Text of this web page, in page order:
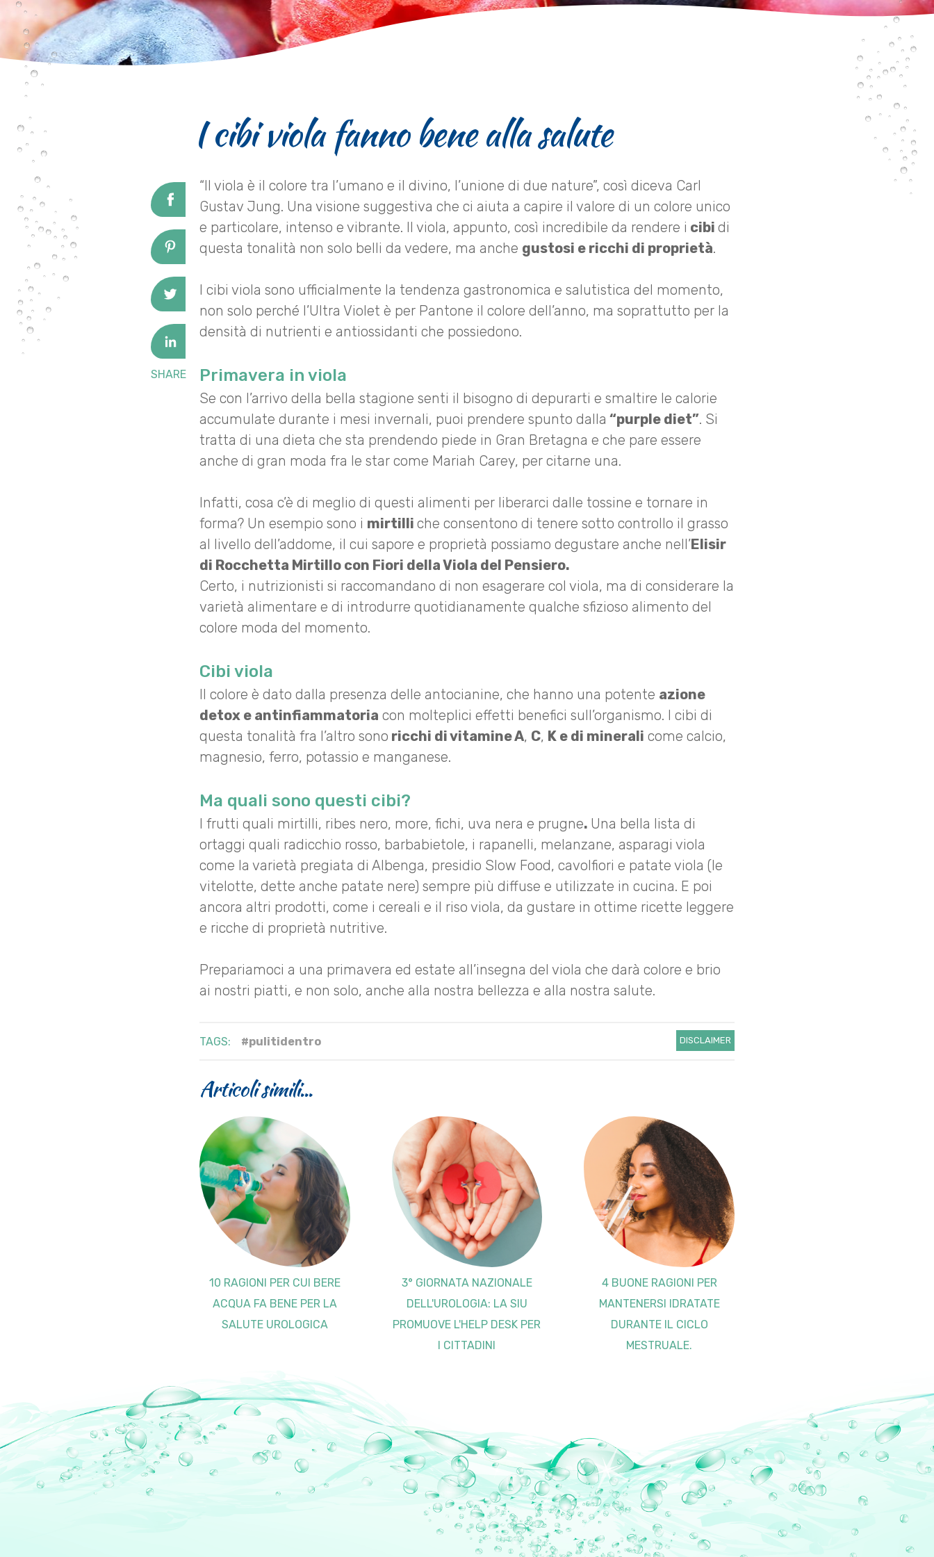
I cibi viola fanno bene alla salute
SHARE
“Il viola è il colore tra l’umano e il divino, l’unione di due nature”, così diceva Carl
Gustav Jung. Una visione suggestiva che ci aiuta a capire il valore di un colore unico
e particolare, intenso e vibrante. Il viola, appunto, così incredibile da rendere i cibi di
questa tonalità non solo belli da vedere, ma anche gustosi e ricchi di proprietà.
I cibi viola sono ufficialmente la tendenza gastronomica e salutistica del momento,
non solo perché l’Ultra Violet è per Pantone il colore dell’anno, ma soprattutto per la
densità di nutrienti e antiossidanti che possiedono.
Primavera in viola
Se con l’arrivo della bella stagione senti il bisogno di depurarti e smaltire le calorie
accumulate durante i mesi invernali, puoi prendere spunto dalla “purple diet”. Si
tratta di una dieta che sta prendendo piede in Gran Bretagna e che pare essere
anche di gran moda fra le star come Mariah Carey, per citarne una.
Infatti, cosa c’è di meglio di questi alimenti per liberarci dalle tossine e tornare in
forma? Un esempio sono i mirtilli che consentono di tenere sotto controllo il grasso
al livello dell’addome, il cui sapore e proprietà possiamo degustare anche nell’Elisir
di Rocchetta Mirtillo con Fiori della Viola del Pensiero.
Certo, i nutrizionisti si raccomandano di non esagerare col viola, ma di considerare la
varietà alimentare e di introdurre quotidianamente qualche sfizioso alimento del
colore moda del momento.
Cibi viola
Il colore è dato dalla presenza delle antocianine, che hanno una potente azione
detox e antinfiammatoria con molteplici effetti benefici sull’organismo. I cibi di
questa tonalità fra l’altro sono ricchi di vitamine A, C, K e di minerali come calcio,
magnesio, ferro, potassio e manganese.
Ma quali sono questi cibi?
I frutti quali mirtilli, ribes nero, more, fichi, uva nera e prugne. Una bella lista di
ortaggi quali radicchio rosso, barbabietole, i rapanelli, melanzane, asparagi viola
come la varietà pregiata di Albenga, presidio Slow Food, cavolfiori e patate viola (le
vitelotte, dette anche patate nere) sempre più diffuse e utilizzate in cucina. E poi
ancora altri prodotti, come i cereali e il riso viola, da gustare in ottime ricette leggere
e ricche di proprietà nutritive.
Prepariamoci a una primavera ed estate all’insegna del viola che darà colore e brio
ai nostri piatti, e non solo, anche alla nostra bellezza e alla nostra salute.
TAGS: #pulitidentro DISCLAIMER
Articoli simili...
10 RAGIONI PER CUI BERE
ACQUA FA BENE PER LA
SALUTE UROLOGICA
3° GIORNATA NAZIONALE
DELL'UROLOGIA: LA SIU
PROMUOVE L'HELP DESK PER
I CITTADINI
4 BUONE RAGIONI PER
MANTENERSI IDRATATE
DURANTE IL CICLO
MESTRUALE.